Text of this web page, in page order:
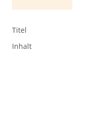
Titel
Inhalt